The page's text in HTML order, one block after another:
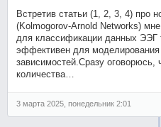
Встретив статьи (1, 2, 3, 4) про
(Kolmogorov‑Arnold Networks)
для классификации данных ЭЭГ
эффективен для
зависимостей.Сразу оговорюсь,
количества…
3 марта 2025, понедельник 2:01